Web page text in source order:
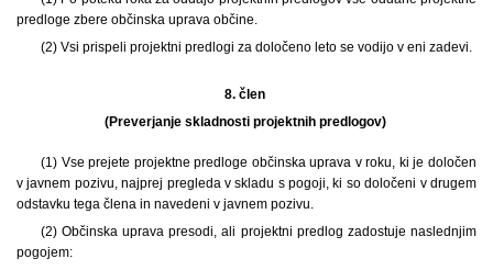
predloge zbere občinska uprava občine.
(2) Vsi prispeli projektni predlogi za določeno leto se vodijo v eni zadevi.
8. člen
(Preverjanje skladnosti projektnih predlogov)
(1) Vse prejete projektne predloge občinska uprava v roku, ki je določen
v javnem pozivu, najprej pregleda v skladu s pogoji, ki so določeni v drugem
odstavku tega člena in navedeni v javnem pozivu.
(2) Občinska uprava presodi, ali projektni predlog zadostuje naslednjim
pogojem: